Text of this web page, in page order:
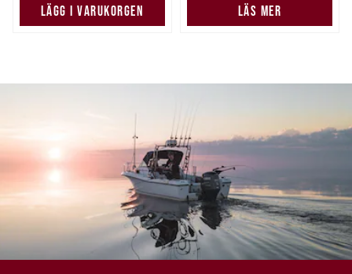
LÄGG I VARUKORGEN LÄS MER